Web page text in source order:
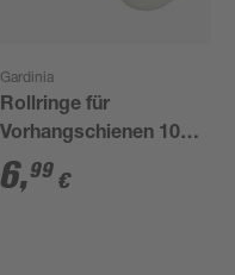
Gardinia
Rollringe für
Vorhangschienen 100
Stück
6,99 €